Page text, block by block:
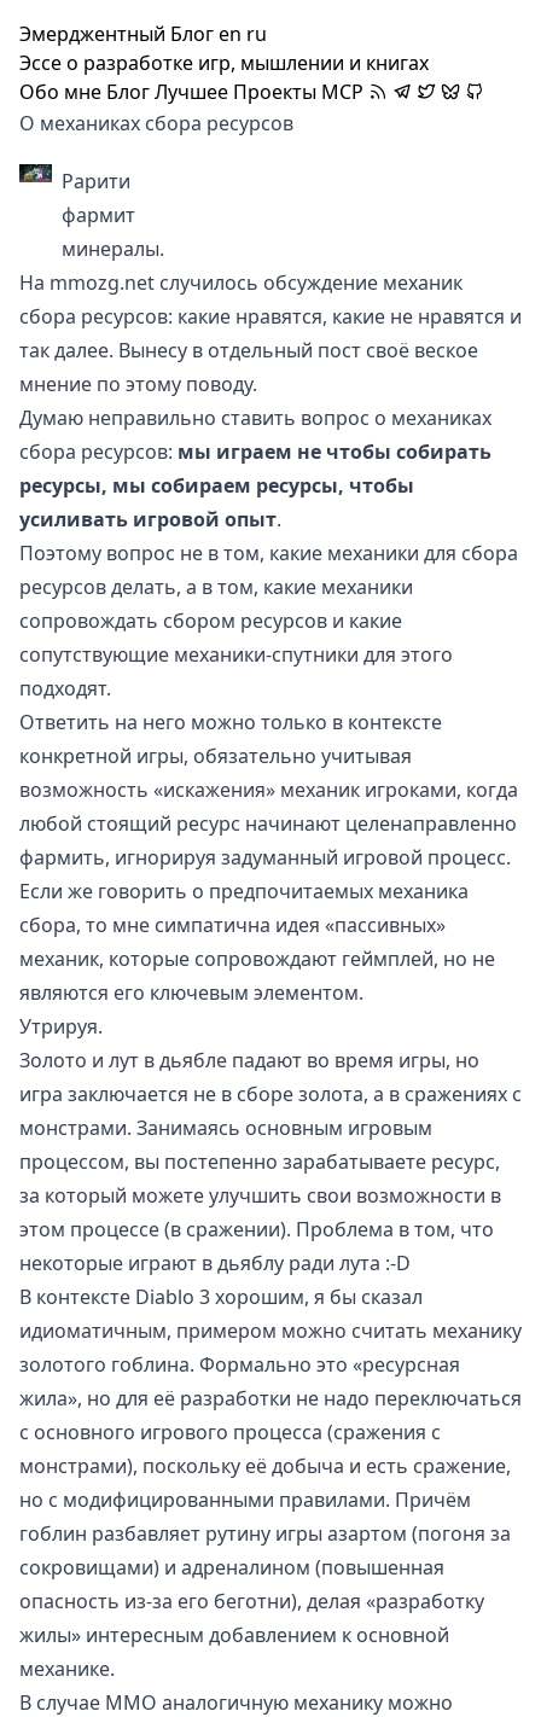
Эмерджентный Блогen ru
Эссе о разработке игр, мышлении и книгах
Обо мне БлогЛучшее Проекты MCP
О механиках сбора ресурсов
Рарити
фармит
минералы.
На mmozg.net случилось обсуждение механик
сбора ресурсов: какие нравятся, какие не нравятся и
так далее. Вынесу в отдельный пост своё веское
мнение по этому поводу.
Думаю неправильно ставить вопрос о механиках
сбора ресурсов: мы играем не чтобы собирать
ресурсы, мы собираем ресурсы, чтобы
усиливать игровой опыт.
Поэтому вопрос не в том, какие механики для сбора
ресурсов делать, а в том, какие механики
сопровождать сбором ресурсов и какие
сопутствующие механики-спутники для этого
подходят.
Ответить на него можно только в контексте
конкретной игры, обязательно учитывая
возможность «искажения» механик игроками, когда
любой стоящий ресурс начинают целенаправленно
фармить, игнорируя задуманный игровой процесс.
Если же говорить о предпочитаемых механика
сбора, то мне симпатична идея «пассивных»
механик, которые сопровождают геймплей, но не
являются его ключевым элементом.
Утрируя.
Золото и лут в дьябле падают во время игры, но
игра заключается не в сборе золота, а в сражениях с
монстрами. Занимаясь основным игровым
процессом, вы постепенно зарабатываете ресурс,
за который можете улучшить свои возможности в
этом процессе (в сражении). Проблема в том, что
некоторые играют в дьяблу ради лута :-D
В контексте Diablo 3 хорошим, я бы сказал
идиоматичным, примером можно считать механику
золотого гоблина. Формально это «ресурсная
жила», но для её разработки не надо переключаться
с основного игрового процесса (сражения с
монстрами), поскольку её добыча и есть сражение,
но с модифицированными правилами. Причём
гоблин разбавляет рутину игры азартом (погоня за
сокровищами) и адреналином (повышенная
опасность из-за его беготни), делая «разработку
жилы» интересным добавлением к основной
механике.
В случае ММО аналогичную механику можно